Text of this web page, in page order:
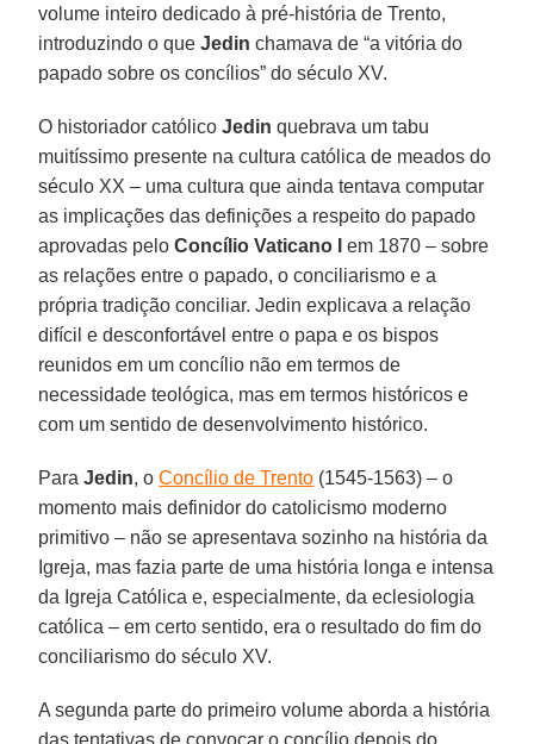
volume inteiro dedicado à pré-história de Trento,
introduzindo o queJedin chamava de “a vitória do
papado sobre os concílios” do século XV.
O historiador católicoJedin quebrava um tabu
muitíssimo presente na cultura católica de meados do
século XX – uma cultura que ainda tentava computar
as implicações das definições a respeito do papado
aprovadas peloConcílio Vaticano I
em 1870 – sobre
as relações entre o papado, o conciliarismo e a
própria tradição conciliar. Jedin explicava a relação
difícil e desconfortável entre o papa e os bispos
reunidos em um concílio não em termos de
necessidade teológica, mas em termos históricos e
com um sentido de desenvolvimento histórico.
ParaJedin, oConcílio de Trento (1545-1563) – o
momento mais definidor do catolicismo moderno
primitivo – não se apresentava sozinho na história da
Igreja, mas fazia parte de uma história longa e intensa
da Igreja Católica e, especialmente, da eclesiologia
católica – em certo sentido, era o resultado do fim do
conciliarismo do século XV.
A segunda parte do primeiro volume aborda a história
das tentativas de convocar o concílio depois do